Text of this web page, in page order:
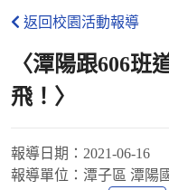
返回校園活動報導
〈潭陽跟606班
飛！〉
報導日期： 2021-06-16
報導單位： 潭子區 潭陽